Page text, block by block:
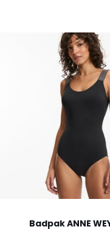
Badpak ANNE